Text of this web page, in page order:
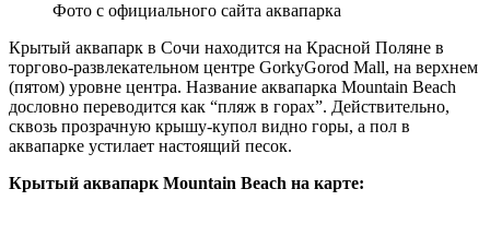
Фото с официального сайта аквапарка
Крытый аквапарк в Сочи находится на Красной Поляне в
торгово-развлекательном центре GorkyGorod Mall, на верхнем
(пятом) уровне центра. Название аквапарка Mountain Beach
дословно переводится как “пляж в горах”. Действительно,
сквозь прозрачную крышу-купол видно горы, а пол в
аквапарке устилает настоящий песок.
Крытый аквапарк Mountain Beach на карте: